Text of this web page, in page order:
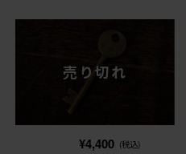
売り切れ
¥4,400 (税込)